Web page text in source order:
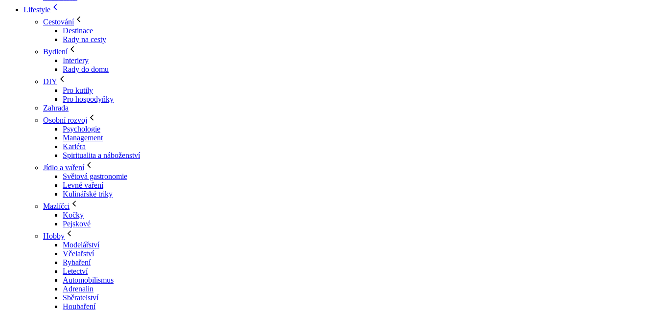
Lifestyle
Cestování
Destinace
Rady na cesty
Bydlení
Interiery
Rady do domu
DIY
Pro kutily
Pro hospodyňky
Zahrada
Osobní rozvoj
Psychologie
Management
Kariéra
Spiritualita a náboženství
Jídlo a vaření
Světová gastronomie
Levné vaření
Kulinářské triky
Mazlíčci
Kočky
Pejskové
Hobby
Modelářství
Včelařství
Rybaření
Letectví
Automobilismus
Adrenalin
Sběratelství
Houbaření